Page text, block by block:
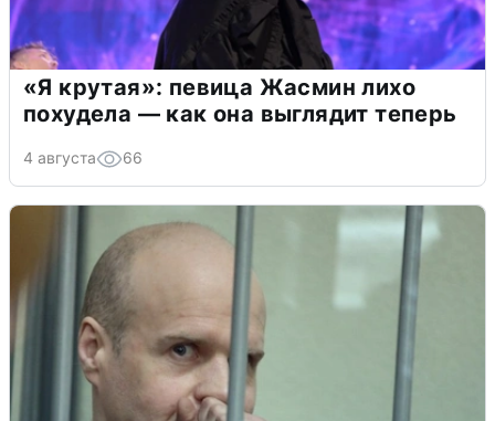
«Я крутая»: певица Жасмин лихо
похудела — как она выглядит теперь
4 августа 66